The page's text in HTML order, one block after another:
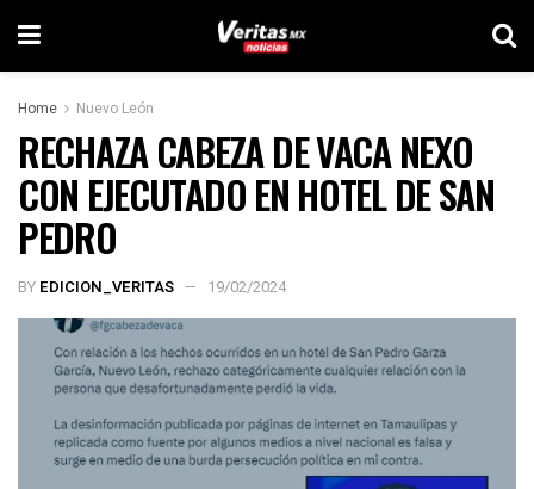
Home Nuevo León
RECHAZA CABEZA DE VACA NEXO
CON EJECUTADO EN HOTEL DE SAN
PEDRO
BY EDICION_VERITAS 19/02/2024